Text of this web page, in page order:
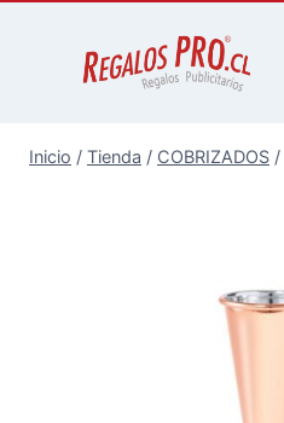
Inicio / Tienda / COBRIZADOS /